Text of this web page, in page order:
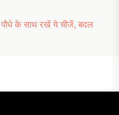
के साथ रखें ये चीजें, बदल